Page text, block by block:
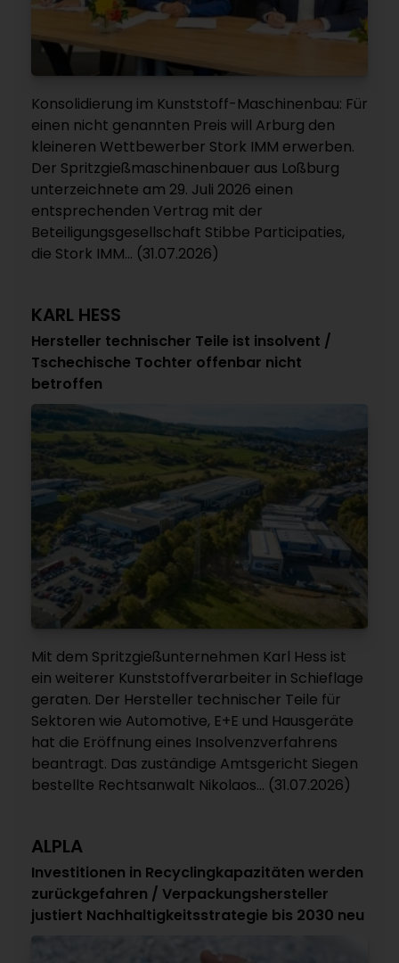
Konsolidierung im Kunststoff-Maschinenbau: Für
einen nicht genannten Preis will Arburg den
kleineren Wettbewerber Stork IMM erwerben.
Der Spritzgießmaschinenbauer aus Loßburg
unterzeichnete am 29. Juli 2026 einen
entsprechenden Vertrag mit der
Beteiligungsgesellschaft Stibbe Participaties,
die Stork IMM... (31.07.2026)
KARL HESS
Hersteller technischer Teile ist insolvent /
Tschechische Tochter offenbar nicht
betroffen
Mit dem Spritzgießunternehmen Karl Hess ist
ein weiterer Kunststoffverarbeiter in Schieflage
geraten. Der Hersteller technischer Teile für
Sektoren wie Automotive, E+E und Hausgeräte
hat die Eröffnung eines Insolvenzverfahrens
beantragt. Das zuständige Amtsgericht Siegen
bestellte Rechtsanwalt Nikolaos... (31.07.2026)
ALPLA
Investitionen in Recyclingkapazitäten werden
zurückgefahren / Verpackungshersteller
justiert Nachhaltigkeitsstrategie bis 2030 neu